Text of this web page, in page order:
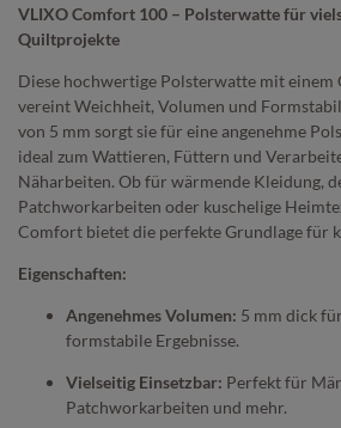
VLIXO Comfort 100 – Polsterwatte für
Quiltprojekte
Diese hochwertige Polsterwatte mit einem
vereint Weichheit, Volumen und
von 5 mm sorgt sie für eine angenehme
ideal zum Wattieren, Füttern und
Näharbeiten. Ob für wärmende Kleidung,
Patchworkarbeiten oder kuschelige
Comfort bietet die perfekte Grundlage für
Eigenschaften:
Angenehmes Volumen: 5 mm dick
formstabile Ergebnisse.
Vielseitig Einsetzbar: Perfekt für
Patchworkarbeiten und mehr.